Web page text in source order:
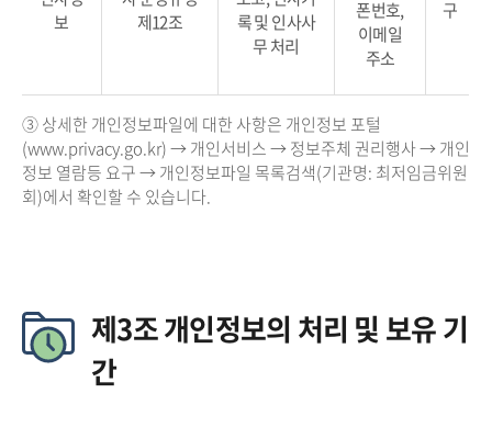
보
제12조
록 및 인사사
무 처리
폰번호,
이메일
주소
구
③ 상세한 개인정보파일에 대한 사항은 개인정보 포털
(www.privacy.go.kr) → 개인서비스 → 정보주체 권리행사 → 개인
정보 열람등 요구 → 개인정보파일 목록검색(기관명: 최저임금위원
회)에서 확인할 수 있습니다.
제3조 개인정보의 처리 및 보유 기
간